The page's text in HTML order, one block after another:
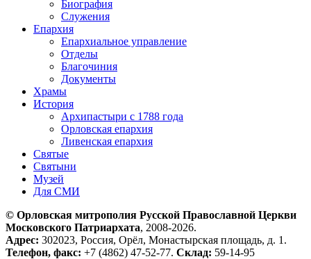
Биография
Служения
Епархия
Епархиальное управление
Отделы
Благочиния
Документы
Храмы
История
Архипастыри с 1788 года
Орловская епархия
Ливенская епархия
Святые
Святыни
Музей
Для СМИ
© Орловская митрополия Русской Православной Церкви
Московского Патриархата, 2008-2026.
Адрес: 302023, Россия, Орёл, Монастырская площадь, д. 1.
Телефон, факс: +7 (4862) 47-52-77. Склад: 59-14-95